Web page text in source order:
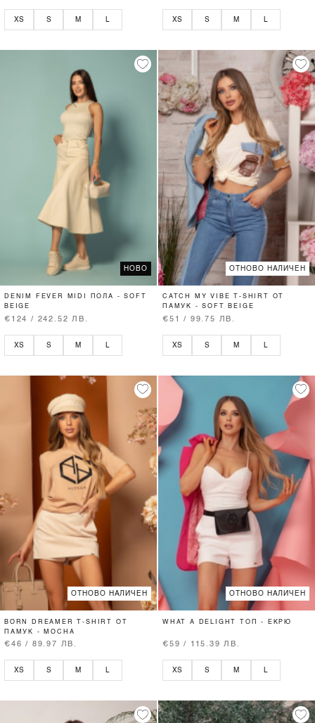
XS S M L XS S M L
НОВО
DENIM FEVER MIDI ПОЛА - SOFT
BEIGE
€124 / 242.52 ЛВ.
XS S M
ОТНОВО НАЛИЧЕН
CATCH MY VIBE T-SHIRT ОТ
ПАМУК - SOFT BEIGE
€51 / 99.75 ЛВ.
XS S M
ОТНОВО НАЛИЧЕН
BORN DREAMER T-SHIRT ОТ
ПАМУК - MOCHA
€46 / 89.97 ЛВ.
XS S M L
ОТНОВО НАЛИЧЕН
WHAT A DELIGHT ТОП - ЕКРЮ
€59 / 115.39 ЛВ.
XS S M L